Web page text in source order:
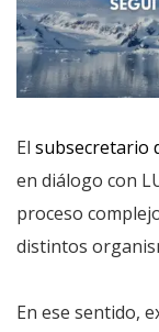
El subsecretario
en diálogo con
proceso
distintos
En ese sentido,